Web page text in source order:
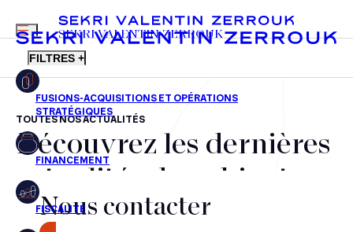
FR EN
MENU
SEKRI VALENTIN ZERROUK
FILTRES +
Fusions-acquisitions et opérations stratégiques
Financement
Fiscalité
TOUTES NOS ACTUALITÉS
Découvrez les dernières
actualités du cabinet,
nos récompenses et nos
Nous contacter